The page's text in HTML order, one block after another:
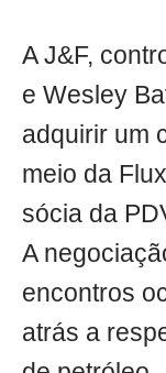
A J&F,
e Wesley
adquirir um
meio da
sócia da
A
encontros
atrás a